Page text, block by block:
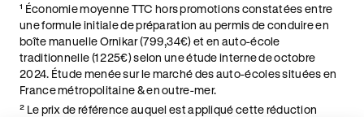
¹ Économie moyenne TTC hors promotions constatées entre
une formule initiale de préparation au permis de conduire en
boîte manuelle Ornikar (799,34€) et en auto-école
traditionnelle (1 225€) selon une étude interne de octobre
2024. Étude menée sur le marché des auto-écoles situées en
France métropolitaine & en outre-mer.
² Le prix de référence auquel est appliqué cette réduction